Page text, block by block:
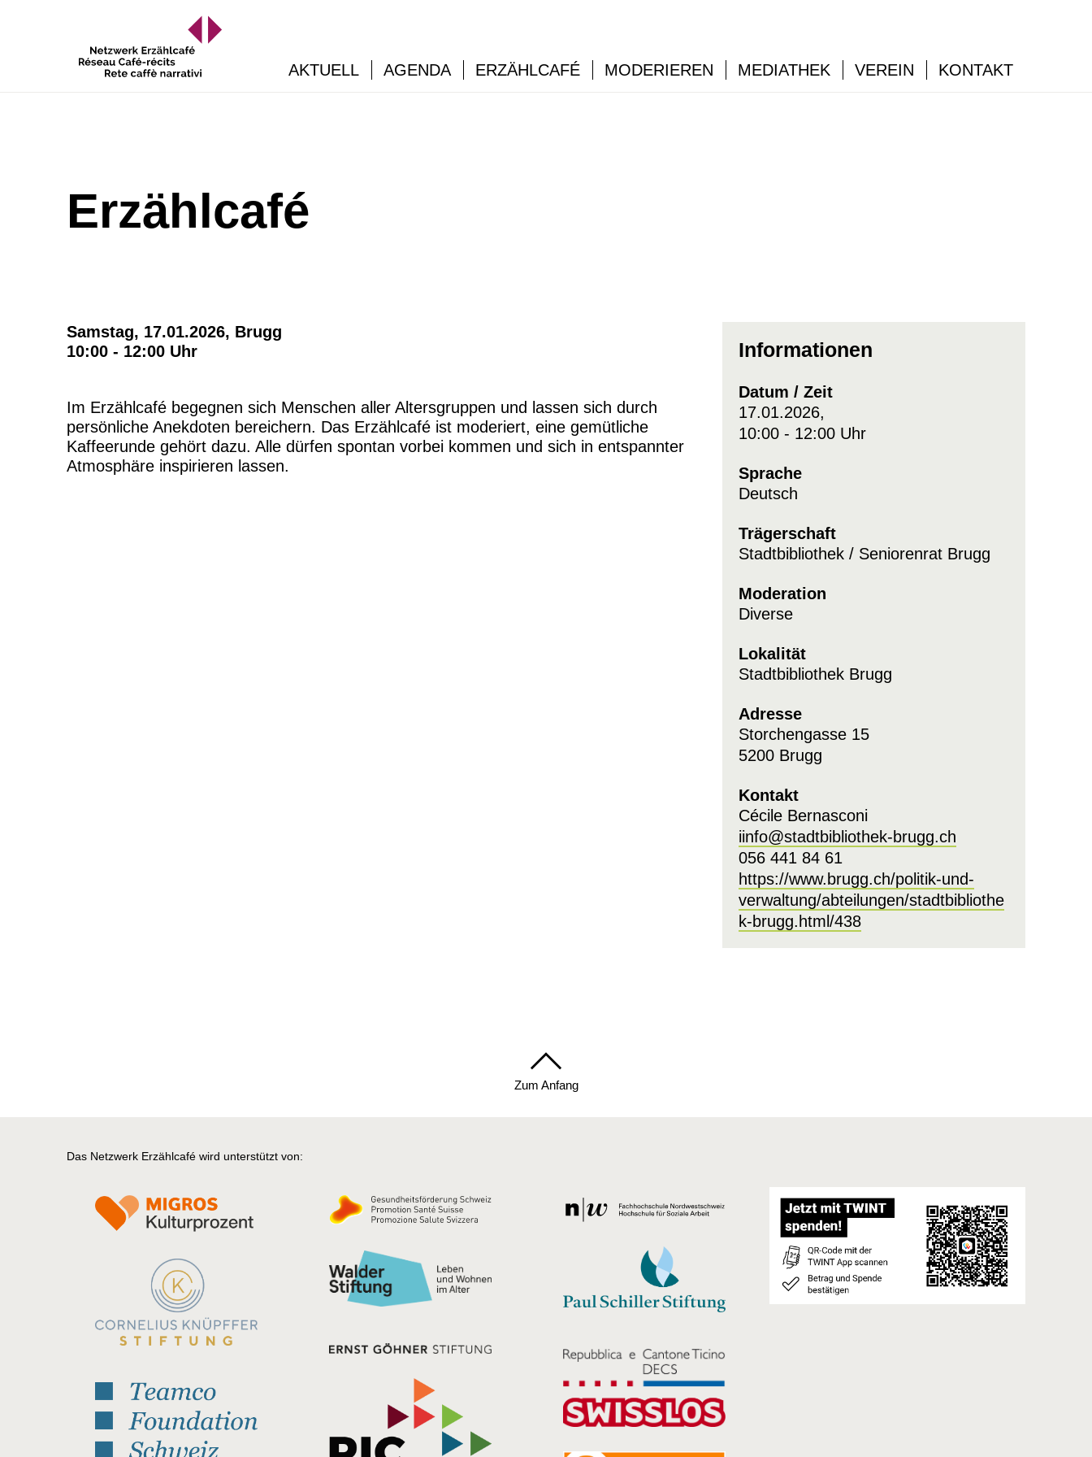
AKTUELL AGENDA ERZÄHLCAFÉ MODERIEREN MEDIATHEK VEREIN KONTAKT
Erzählcafé
Samstag, 17.01.2026, Brugg
10:00 - 12:00 Uhr
Im Erzählcafé begegnen sich Menschen aller Altersgruppen und lassen sich durch
persönliche Anekdoten bereichern. Das Erzählcafé ist moderiert, eine gemütliche
Kaffeerunde gehört dazu. Alle dürfen spontan vorbei kommen und sich in entspannter
Atmosphäre inspirieren lassen.
Informationen
Datum / Zeit
17.01.2026,
10:00 - 12:00 Uhr
Sprache
Deutsch
Trägerschaft
Stadtbibliothek / Seniorenrat Brugg
Moderation
Diverse
Lokalität
Stadtbibliothek Brugg
Adresse
Storchengasse 15
5200 Brugg
Kontakt
Cécile Bernasconi
iinfo@stadtbibliothek-brugg.ch
056 441 84 61
https://www.brugg.ch/politik-und-
verwaltung/abteilungen/stadtbibliothe
k-brugg.html/438
Zum Anfang
Das Netzwerk Erzählcafé wird unterstützt von: